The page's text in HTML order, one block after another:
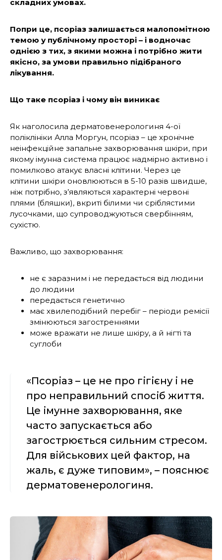
складних умовах.
Попри це, псоріаз залишається малопомітною
темою у публічному просторі – і водночас
однією з тих, з якими можна і потрібно жити
якісно, за умови правильно підібраного
лікування.
Що таке псоріаз і чому він виникає
Як наголосила дерматовенерологиня 4-ої
поліклініки Алла Моргун, псоріаз – це хронічне
неінфекційне запальне захворювання шкіри, при
якому імунна система працює надмірно активно і
помилково атакує власні клітини. Через це
клітини шкіри оновлюються в 5-10 разів швидше,
ніж потрібно, з’являються характерні червоні
плями (бляшки), вкриті білими чи сріблястими
лусочками, що супроводжуються свербінням,
сухістю.
Важливо, що захворювання:
не є заразним і не передається від людини
до людини
передається генетично
має хвилеподібний перебіг – періоди ремісії
змінюються загостреннями
може вражати не лише шкіру, а й нігті та
суглоби
«Псоріаз – це не про гігієну і не
про неправильний спосіб життя.
Це імунне захворювання, яке
часто запускається або
загострюється сильним стресом.
Для військових цей фактор, на
жаль, є дуже типовим», – пояснює
дерматовенерологиня.